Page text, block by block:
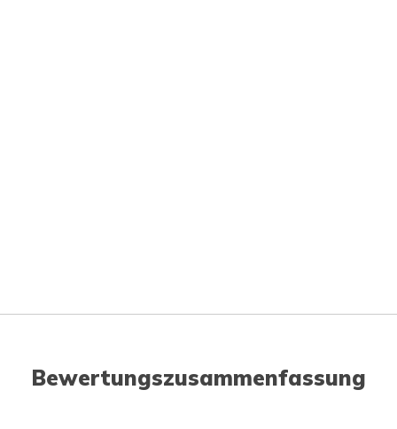
Bewertungszusammenfassung